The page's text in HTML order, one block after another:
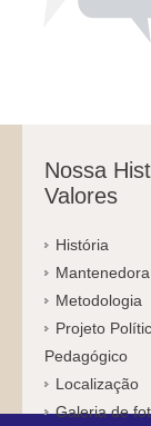
Nossa
Valores
História
Mantenedora
Metodologia
Projeto
Pedagógico
Localização
Galeria de